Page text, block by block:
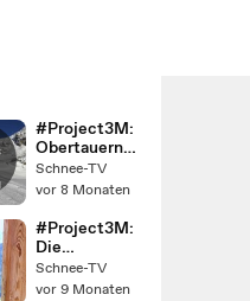
#Project3M:
Obertauern
(Folge 2).
Schnee-TV
vor 8 Monaten
#Project3M:
Die
stellvertreten
de
Schnee-TV
vor 9 Monaten